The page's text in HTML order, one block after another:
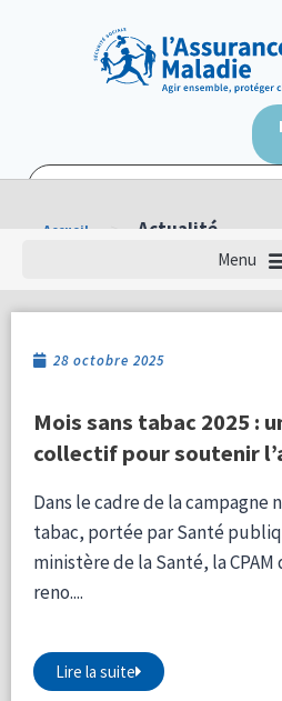
Accueil > Actualité
28 octobre 2025
Mois sans tabac 2025 :
collectif pour soutenir
Dans le cadre de la campagne
tabac, portée par Santé
ministère de la Santé, la
reno....
Lire la suite